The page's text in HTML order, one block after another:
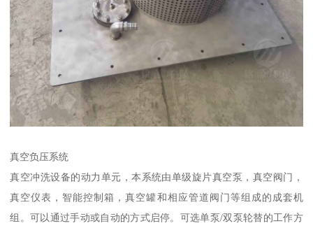
真空负压系统
真空冲洗设备的动力单元，本系统由单级旋片真空泵，真空阀门，
真空仪表，智能控制箱，真空罐和相应管道阀门等组成的成套机
组。可以通过手动或自动的方式启停。可选单泵/双泵轮替的工作方